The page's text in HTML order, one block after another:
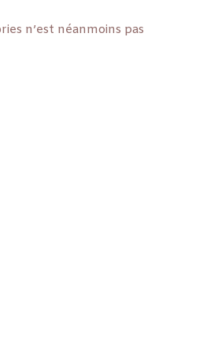
n’est néanmoins pas